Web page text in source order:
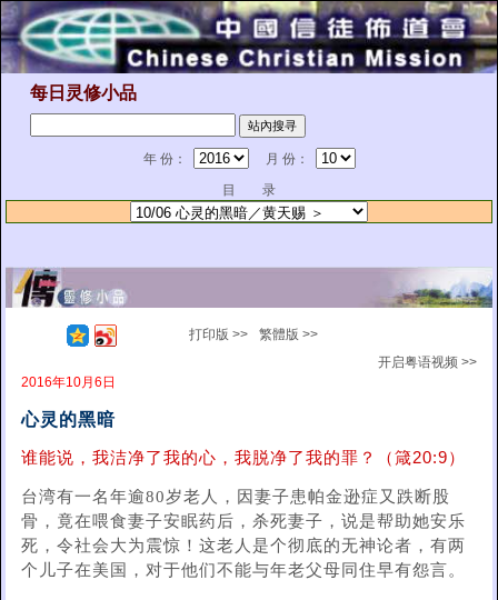
每日灵修小品
年 份：
月 份：
目 录
打印版 >>
繁體版 >>
开启粤语视频 >>
2016年10月6日
心灵的黑暗
谁能说，我洁净了我的心，我脱净了我的罪？（箴20:9）
台湾有一名年逾80岁老人，因妻子患帕金逊症又跌断股
骨，竟在喂食妻子安眠药后，杀死妻子，说是帮助她安乐
死，令社会大为震惊！这老人是个彻底的无神论者，有两
个儿子在美国，对于他们不能与年老父母同住早有怨言。